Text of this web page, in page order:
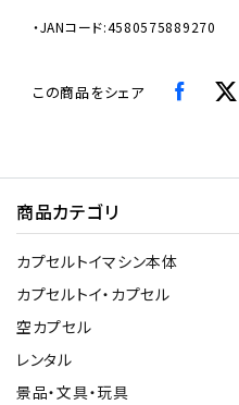
・JANコード:4580575889270
この商品をシェア
商品カテゴリ
カプセルトイマシン本体
カプセルトイ・カプセル
空カプセル
レンタル
景品・文具・玩具